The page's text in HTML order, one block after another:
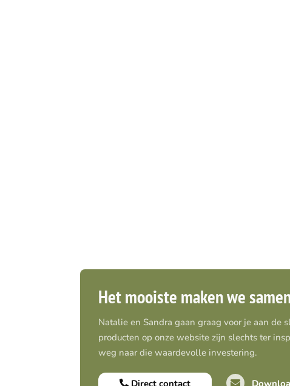
Het mooiste maken we
Natalie en Sandra gaan graag voor je aan
producten op onze website zijn slechts ter
weg naar die waardevolle investering.